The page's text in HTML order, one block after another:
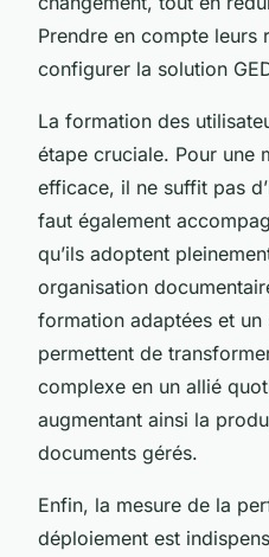
Prendre en compte leurs
configurer la solution
La formation des
étape cruciale. Pour une
efficace, il ne suffit pas
faut également
qu’ils adoptent
organisation
formation adaptées et
permettent de
complexe en un allié
augmentant ainsi la
documents gérés.
Enfin, la mesure de la
déploiement est